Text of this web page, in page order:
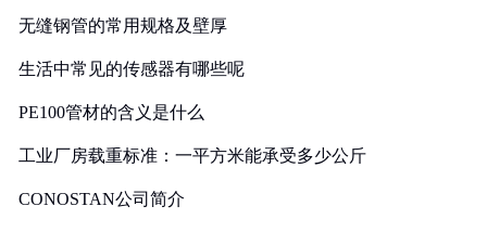
无缝钢管的常用规格及壁厚
生活中常见的传感器有哪些呢
PE100管材的含义是什么
工业厂房载重标准：一平方米能承受多少公斤
CONOSTAN公司简介